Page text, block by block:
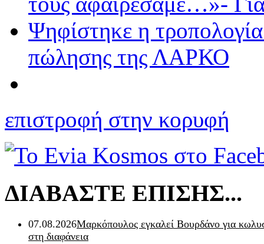
Ψηφίστηκε η
πώλησης της ΛΑΡΚΟ
επιστροφή στην κορυφή
ΔΙΑΒΑΣΤΕ ΕΠΙΣΗΣ...
07.08.2026Μαρκόπουλος εγκαλεί Βουρδάνο για
στη διαφάνεια